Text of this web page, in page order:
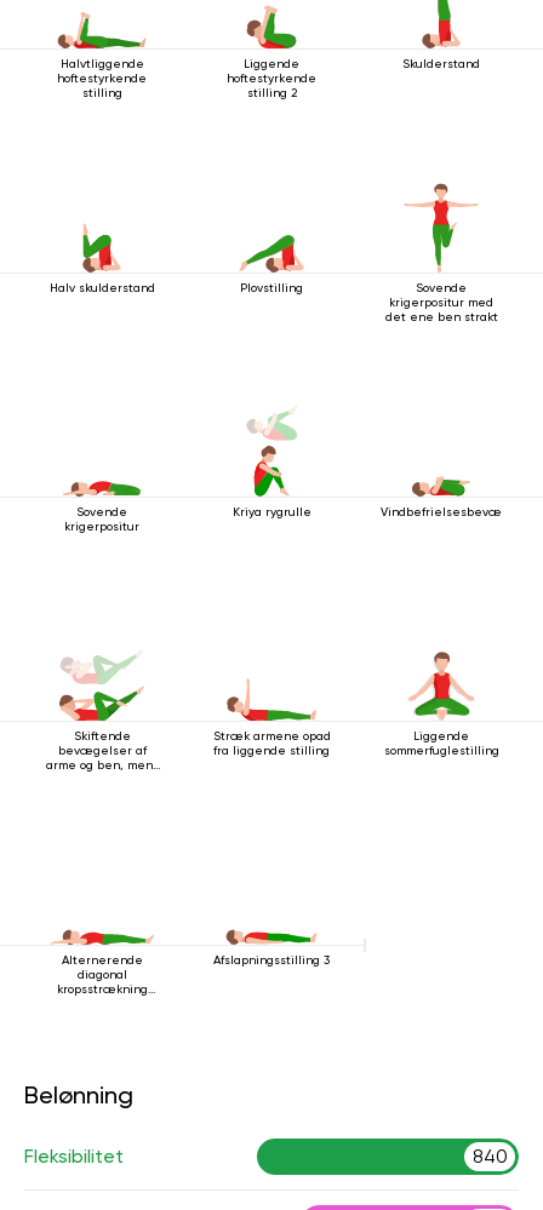
Halvtliggende
hoftestyrkende
stilling
Liggende
hoftestyrkende
stilling 2
Skulderstand
Halv skulderstand Plovstilling
Sovende
krigerpositur med
det ene ben strakt
Sovende
krigerpositur
Kriya rygrulle Vindbefrielsesbevægelsen
Skiftende
bevægelser af
arme og ben, mens
Stræk armene opad
fra liggende stilling
Liggende
sommerfuglestilling
Alternerende
diagonal
kropsstrækning
Afslapningsstilling 3
Belønning
Fleksibilitet 840